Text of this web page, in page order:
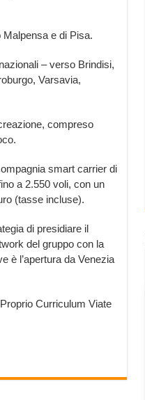
Malpensa e di Pisa.
– verso Brindisi,
Varsavia,
compreso
smart carrier di
a 2.550 voli, con un
(tasse incluse).
di presidiare il
del gruppo con la
è l’apertura da Venezia
Curriculum Viate